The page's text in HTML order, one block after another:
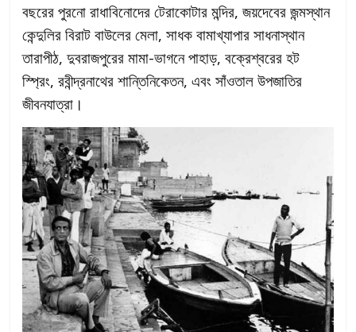
বছরের পুরনো রাধাবিনোদের টেরাকোটার মন্দির, জয়দেবের জন্মস্থান
কেন্দুলির বিরাট বাউলের মেলা, সাধক বামাখ্যাপার সাধনাস্থান
তারাপীঠ, দুবরাজপুরের মামা-ভাগনে পাহাড়, বক্রেশ্বরের হট
স্প্রিং, রবীন্দ্রনাথের শান্তিনিকেতন, এবং সাঁওতাল উপজাতির
জীবনযাত্রা।